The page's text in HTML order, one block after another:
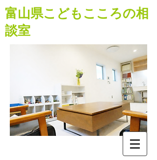
​富山県こどもこころの相
談室